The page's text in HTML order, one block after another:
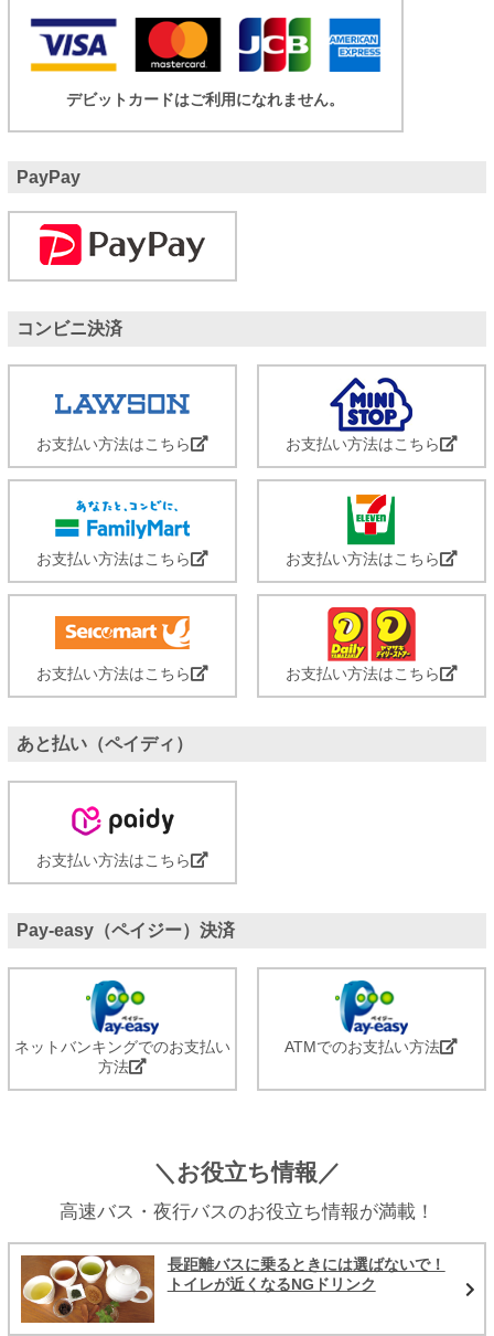
デビットカードはご利用になれません。
PayPay
コンビニ決済
お支払い方法はこちら お支払い方法はこちら
お支払い方法はこちら お支払い方法はこちら
お支払い方法はこちら お支払い方法はこちら
あと払い（ペイディ）
お支払い方法はこちら
Pay-easy（ペイジー）決済
ネットバンキングでのお支払い
方法
ATMでのお支払い方法
＼お役立ち情報／
高速バス・夜行バスのお役立ち情報が満載！
長距離バスに乗るときには選ばないで！
トイレが近くなるNGドリンク